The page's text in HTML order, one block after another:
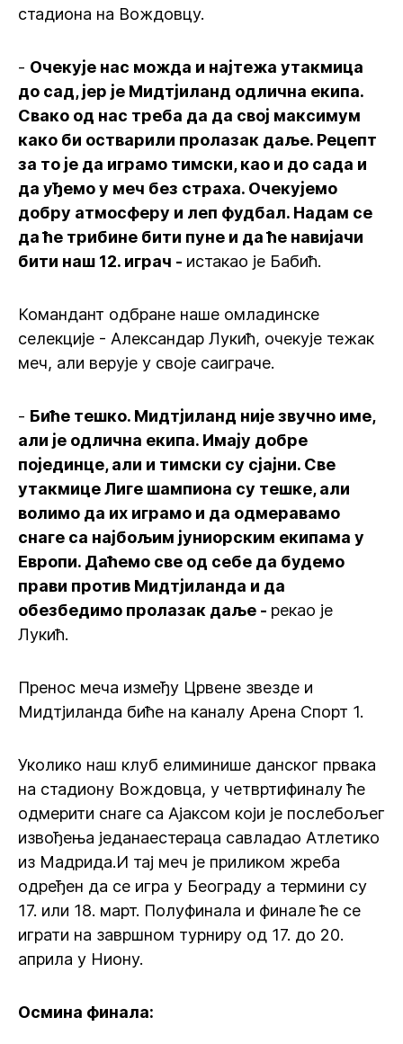
стадиона на Вождовцу.
- Очекује нас можда и најтежа утакмица
до сад, јер је Мидтјиланд одлична екипа.
Свако од нас треба да да свој максимум
како би остварили пролазак даље. Рецепт
за то је да играмо тимски, као и до сада и
да уђемо у меч без страха. Очекујемо
добру атмосферу и леп фудбал. Надам се
да ће трибине бити пуне и да ће навијачи
бити наш 12. играч - истакао је Бабић.
Командант одбране наше омладинске
селекције - Александар Лукић, очекује тежак
меч, али верује у своје саиграче.
- Биће тешко. Мидтјиланд није звучно име,
али је одлична екипа. Имају добре
појединце, али и тимски су сјајни. Све
утакмице Лиге шампиона су тешке, али
волимо да их играмо и да одмеравамо
снаге са најбољим јуниорским екипама у
Европи. Даћемо све од себе да будемо
прави против Мидтјиланда и да
обезбедимо пролазак даље - рекао је
Лукић.
Пренос меча између Црвене звезде и
Мидтјиланда биће на каналу Арена Спорт 1.
Уколико наш клуб елиминише данског првака
на стадиону Вождовца, у четвртифиналу ће
одмерити снаге са Ајаксом који је послебољег
извођења једанаестераца савладао Атлетико
из Мадрида.И тај меч је приликом жреба
одређен да се игра у Београду а термини су
17. или 18. март. Полуфинала и финале ће се
играти на завршном турниру од 17. до 20.
априла у Ниону.
Осмина финала: